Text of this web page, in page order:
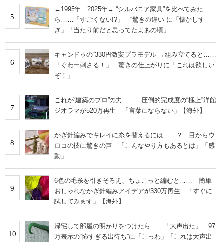
5
←1995年 2025年→ “シルバニア家具”を比べてみた
ら……「すごくない!?」 “驚きの違い”に「懐かしす
ぎ」「当たり前だと思ってたよあの頃」
6
キャンドゥの“330円激安プラモデル”→組み立てると……
「ぐわー刺さる！」 驚きの仕上がりに「これは欲しい
ぞ！」
7
これが“建築のプロ”の力…… 圧倒的完成度の“極上”洋館
ジオラマが520万再生 「言葉にならない」【海外】
8
かぎ針編みでキレイに糸を替えるには……？ 目からウ
ロコの技に驚きの声 「こんなやり方もあるとは」「感
動」
9
6色の毛糸を引きそろえ、ちょこっと編むと…… 簡単
おしゃれなかぎ針編みアイデアが330万再生 「すぐに
試してみます」【海外】
10
帰宅して部屋の明かりをつけたら……「大声出た」 97
万表示の“怖すぎる出待ち”に「こっわ」「これは大声出